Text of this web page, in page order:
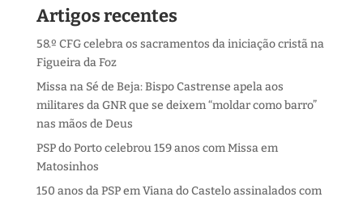
Artigos recentes
58.º CFG celebra os sacramentos da iniciação cristã na
Figueira da Foz
Missa na Sé de Beja: Bispo Castrense apela aos
militares da GNR que se deixem “moldar como barro”
nas mãos de Deus
PSP do Porto celebrou 159 anos com Missa em
Matosinhos
150 anos da PSP em Viana do Castelo assinalados com